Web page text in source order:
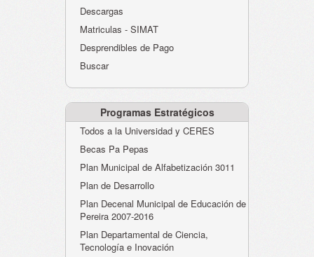
Despacho Secretaría
Evaluación desempeño
Humano-Cesantías
Descargas
Matriculas - SIMAT
Desprendibles de Pago
Buscar
Programas Estratégicos
Todos a la Universidad y CERES
Becas Pa Pepas
Plan Municipal de Alfabetización 3011
Plan de Desarrollo
Plan Decenal Municipal de Educación de
Pereira 2007-2016
Plan Departamental de Ciencia,
Tecnología e Inovación